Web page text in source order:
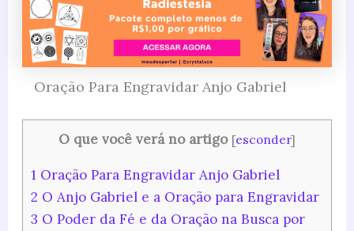
Oração Para Engravidar Anjo Gabriel
O que você verá no artigo [esconder]
1Oração Para Engravidar Anjo Gabriel
2 O Anjo Gabriel e a Oração para Engravidar
3 O Poder da Fé e da Oração na Busca por